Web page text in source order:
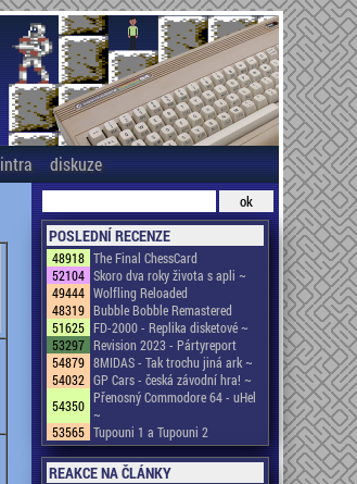
intra diskuze
POSLEDNÍ RECENZE
48918 The Final ChessCard
52104 Skoro dva roky života s apli ~
49444 Wolfling Reloaded
48319 Bubble Bobble Remastered
51625 FD-2000 - Replika disketové ~
53297 Revision 2023 - Pártyreport
54879 8MIDAS - Tak trochu jiná ark ~
54032 GP Cars - česká závodní hra! ~
54350 Přenosný Commodore 64 - uHel
~
53565 Tupouni 1 a Tupouni 2
REAKCE NA ČLÁNKY